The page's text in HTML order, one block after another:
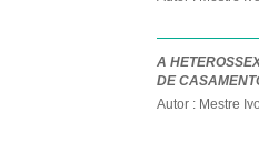
A
DE
Autor : Mestre